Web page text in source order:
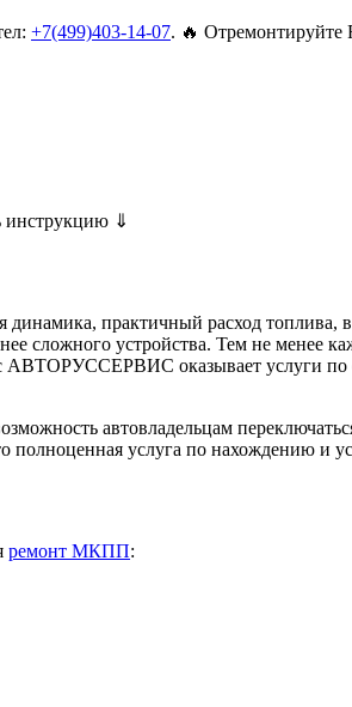
+7(499)403-14-07. 🔥 Отремонтируйте
инструкцию ⇓
практичный расход
сложного устройства. Тем не менее
АВТОРУССЕРВИС оказывает услуги
автовладельцам
услуга по нахождению и
ремонт МКПП: